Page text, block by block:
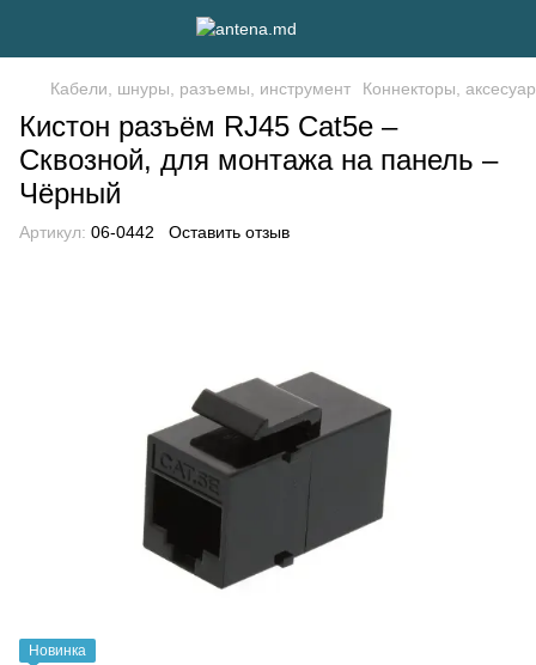
Кабели, шнуры, разъемы, инструмент Коннекторы,
Киcтон разъём RJ45 Cat5e –
Сквозной, для монтажа на панель –
Чёрный
Артикул: 06-0442 Оставить отзыв
Новинка